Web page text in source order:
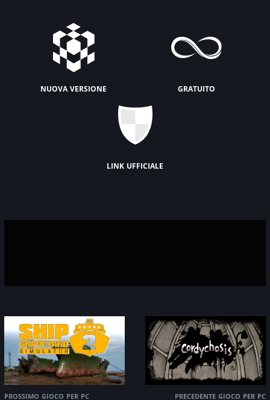
nuova versione gratuito
link ufficiale
prossimo gioco per pc precedente gioco per pc